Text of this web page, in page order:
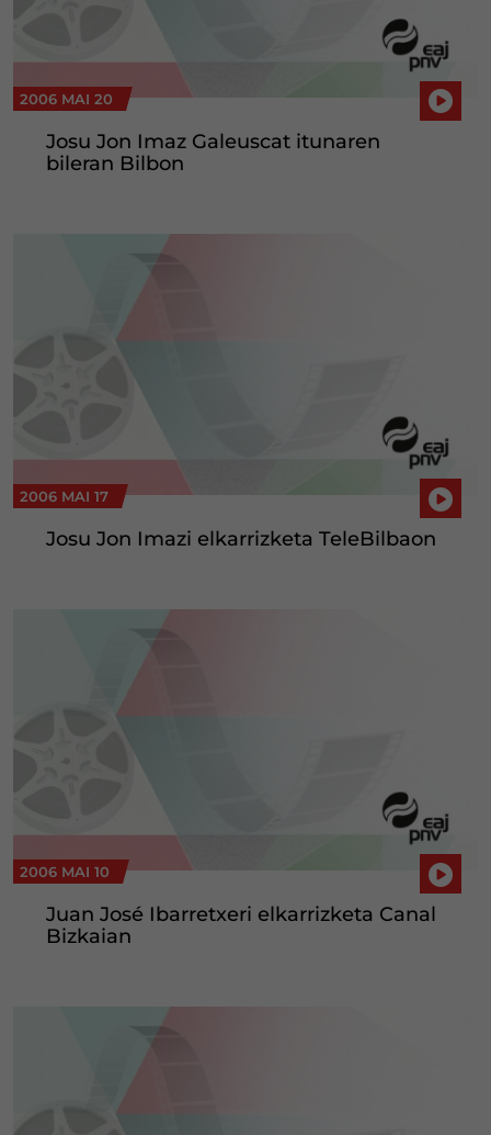
2006 MAI 20
Josu Jon Imaz Galeuscat itunaren
bileran Bilbon
2006 MAI 17
Josu Jon Imazi elkarrizketa TeleBilbaon
2006 MAI 10
Juan José Ibarretxeri elkarrizketa Canal
Bizkaian